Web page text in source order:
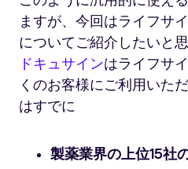
ますが、今回はライフサ
についてご紹介したいと思
ドキュサインはライフサ
くのお客様にご利用いた
はすでに
製薬業界の上位15社